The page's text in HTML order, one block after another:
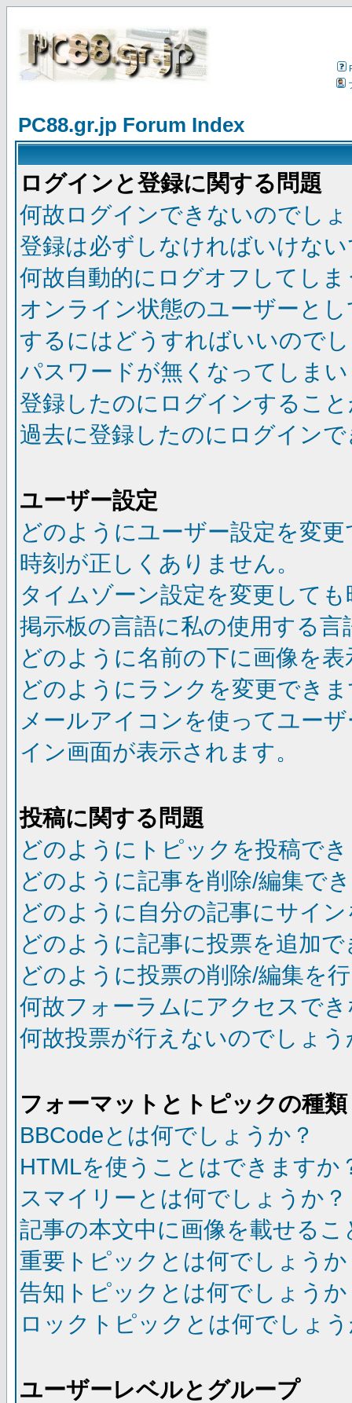
PC88.gr.jp Forum Index
ログインと登録に関する問題
何故ログインできないのでし
登録は必ずしなければいけな
何故自動的にログオフしてし
オンライン状態のユーザーと
するにはどうすればいいので
パスワードが無くなってしま
登録したのにログインするこ
過去に登録したのにログイン
ユーザー設定
どのようにユーザー設定を変
時刻が正しくありません。
タイムゾーン設定を変更して
掲示板の言語に私の使用する
どのように名前の下に画像を
どのようにランクを変更でき
メールアイコンを使ってユー
イン画面が表示されます。
投稿に関する問題
どのようにトピックを投稿で
どのように記事を削除/編集で
どのように自分の記事にサイ
どのように記事に投票を追加
どのように投票の削除/編集を
何故フォーラムにアクセスで
何故投票が行えないのでしょう
フォーマットとトピックの種類
BBCodeとは何でしょうか？
HTMLを使うことはできますか
スマイリーとは何でしょうか？
記事の本文中に画像を載せる
重要トピックとは何でしょうか
告知トピックとは何でしょうか
ロックトピックとは何でしょ
ユーザーレベルとグループ